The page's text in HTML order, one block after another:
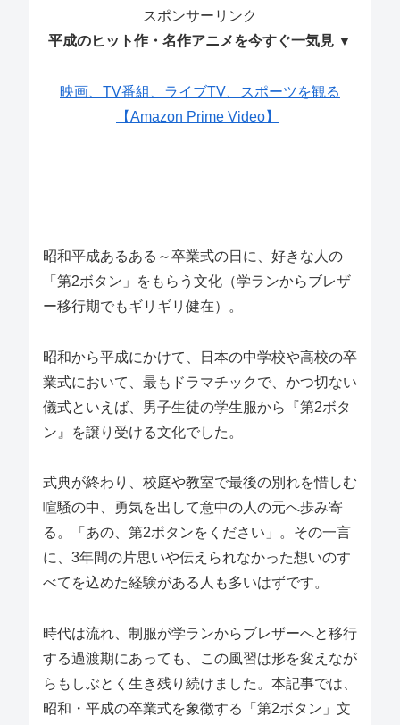
スポンサーリンク
平成のヒット作・名作アニメを今すぐ一気見 ▼
映画、TV番組、ライブTV、スポーツを観る
【Amazon Prime Video】
昭和平成あるある～卒業式の日に、好きな人の
「第2ボタン」をもらう文化（学ランからブレザ
ー移行期でもギリギリ健在）。
昭和から平成にかけて、日本の中学校や高校の卒
業式において、最もドラマチックで、かつ切ない
儀式といえば、男子生徒の学生服から『第2ボタ
ン』を譲り受ける文化でした。
式典が終わり、校庭や教室で最後の別れを惜しむ
喧騒の中、勇気を出して意中の人の元へ歩み寄
る。「あの、第2ボタンをください」。その一言
に、3年間の片思いや伝えられなかった想いのす
べてを込めた経験がある人も多いはずです。
時代は流れ、制服が学ランからブレザーへと移行
する過渡期にあっても、この風習は形を変えなが
らもしぶとく生き残り続けました。本記事では、
昭和・平成の卒業式を象徴する「第2ボタン」文